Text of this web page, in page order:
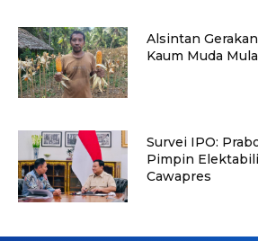
Alsintan
Kaum Muda
Survei IPO:
Pimpin
Cawapres